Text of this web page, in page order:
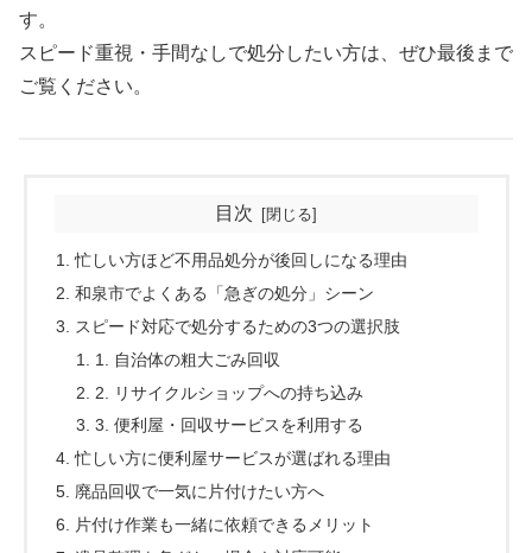
す。
スピード重視・手間なしで処分したい方は、ぜひ最後まで
ご覧ください。
目次
忙しい方ほど不用品処分が後回しになる理由
和泉市でよくある「急ぎの処分」シーン
スピード対応で処分するための3つの選択肢
1. 自治体の粗大ごみ回収
2. リサイクルショップへの持ち込み
3. 便利屋・回収サービスを利用する
忙しい方に便利屋サービスが選ばれる理由
廃品回収で一気に片付けたい方へ
片付け作業も一緒に依頼できるメリット